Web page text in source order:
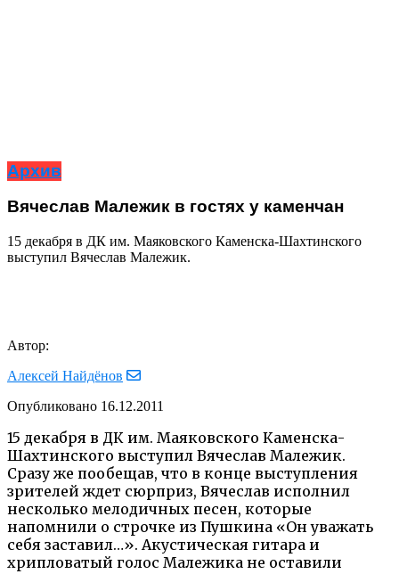
Архив
Вячеслав Малежик в гостях у каменчан
15 декабря в ДК им. Маяковского Каменска-Шахтинского
выступил Вячеслав Малежик.
Автор:
Алексей Найдёнов
Опубликовано 16.12.2011
15 декабря в ДК им. Маяковского Каменска-
Шахтинского выступил Вячеслав Малежик.
Сразу же пообещав, что в конце выступления
зрителей ждет сюрприз, Вячеслав исполнил
несколько мелодичных песен, которые
напомнили о строчке из Пушкина «Он уважать
себя заставил…». Акустическая гитара и
хрипловатый голос Малежика не оставили